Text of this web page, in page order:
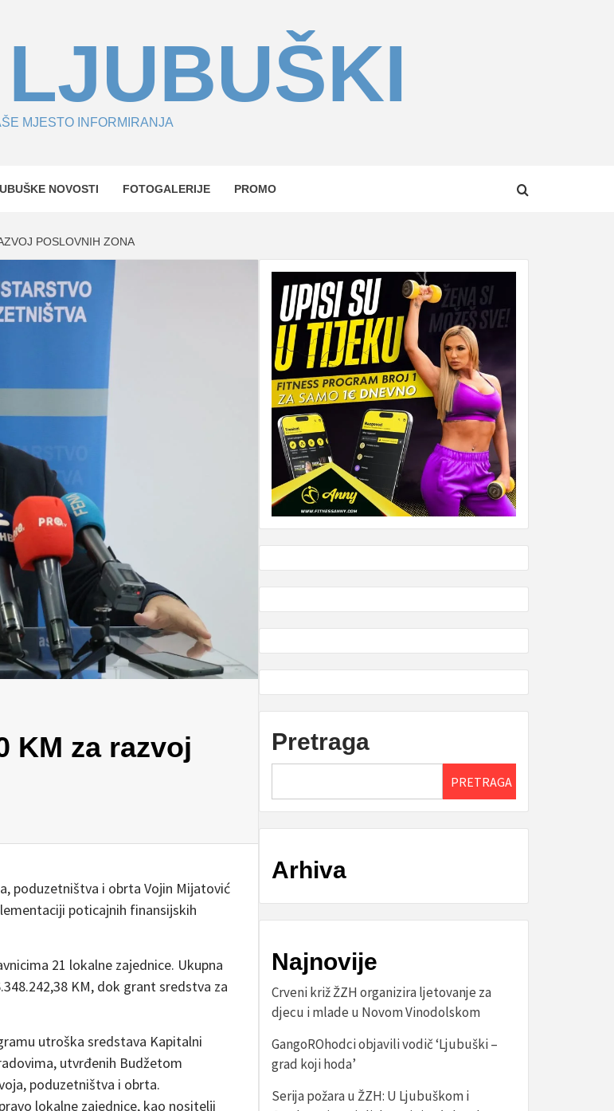
MJESTO INFORMIRANJA
NOVOSTI FOTOGALERIJE PROMO
POSLOVNIH ZONA
KM za razvoj
poduzetništva i obrta Vojin Mijatović
poticajnih finansijskih
21 lokalne zajednice. Ukupna
KM, dok grant sredstva za
utroška sredstava Kapitalni
utvrđenih Budžetom
poduzetništva i obrta.
lokalne zajednice, kao nositelji
Pretraga
PRETRAGA
Arhiva
Najnovije
Crveni križ ŽZH organizira ljetovanje za
djecu i mlade u Novom Vinodolskom
GangoROhodci objavili vodič ‘Ljubuški –
grad koji hoda’
Serija požara u ŽZH: U Ljubuškom i